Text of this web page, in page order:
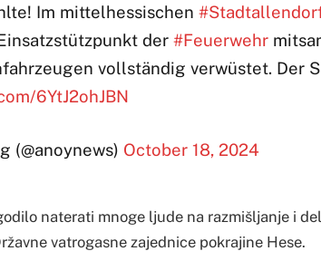
Im mittelhessischen
der #Feuerwehr
vollständig verwüstet. Der
6YtJ2ohJBN
(@anoynews) October 18, 2024
naterati mnoge ljude na razmišljanje i
vatrogasne zajednice pokrajine Hese.